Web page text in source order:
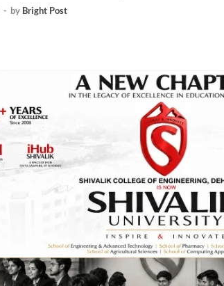
- by Bright Post